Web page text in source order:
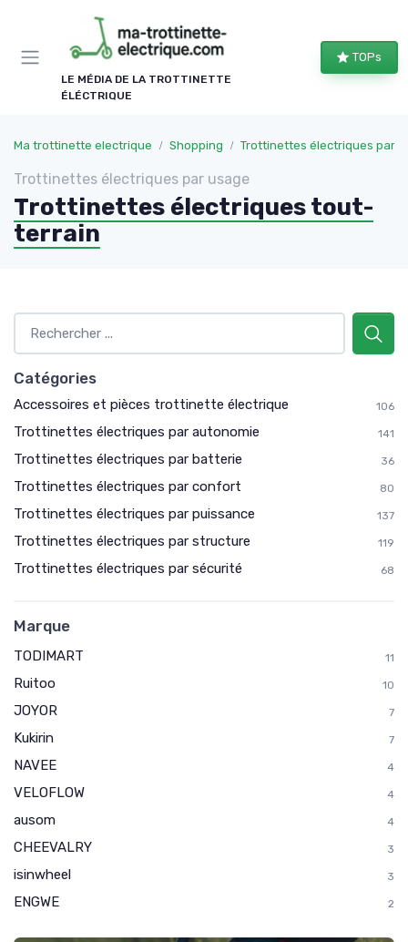
LE MÉDIA DE LA TROTTINETTE
ÉLÉCTRIQUE
TOPs
Ma trottinette electrique Shopping Trottinettes électriques par
Trottinettes électriques par usage
Trottinettes électriques tout-
terrain
Catégories
Accessoires et pièces trottinette électrique 106
Trottinettes électriques par autonomie 141
Trottinettes électriques par batterie 36
Trottinettes électriques par confort 80
Trottinettes électriques par puissance 137
Trottinettes électriques par structure 119
Trottinettes électriques par sécurité 68
Marque
TODIMART 11
Ruitoo 10
JOYOR 7
Kukirin 7
NAVEE 4
VELOFLOW 4
ausom 4
CHEEVALRY 3
isinwheel 3
ENGWE 2